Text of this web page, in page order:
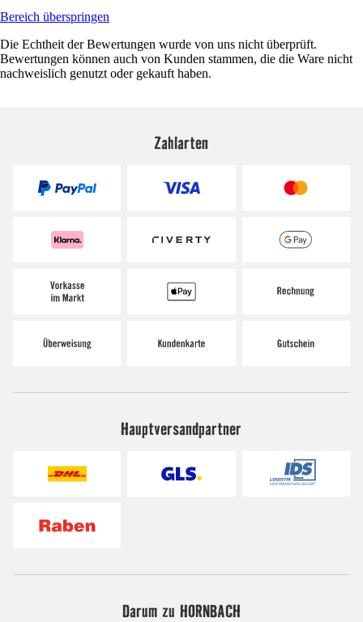
Bereich überspringen
Die Echtheit der Bewertungen wurde von uns nicht überprüft.
Bewertungen können auch von Kunden stammen, die die Ware nicht
nachweislich genutzt oder gekauft haben.
Zahlarten
Hauptversandpartner
Darum zu HORNBACH